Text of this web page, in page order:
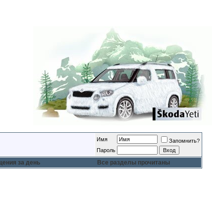
Имя
Запомнить?
Пароль
за день Все разделы прочитаны